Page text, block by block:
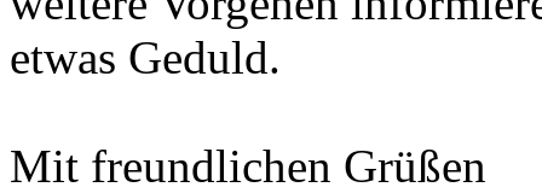
etwas Geduld.
Mit freundlichen Grüßen